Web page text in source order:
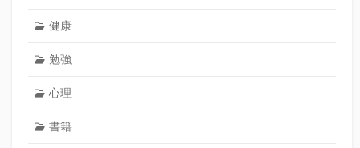
健康
勉強
心理
書籍